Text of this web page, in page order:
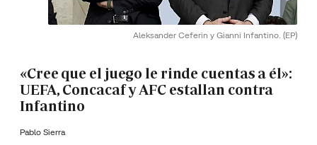
Aleksander Ceferin y Gianni Infantino. (EP)
«Cree que el juego le rinde cuentas a él»:
UEFA, Concacaf y AFC estallan contra
Infantino
Pablo Sierra